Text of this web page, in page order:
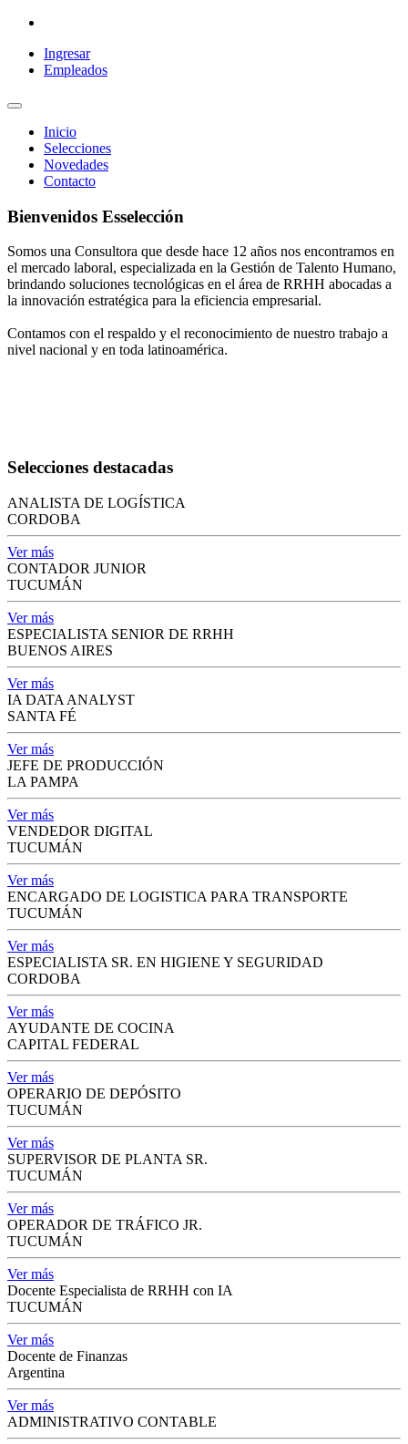
Ingresar
Empleados
Inicio
Selecciones
Novedades
Contacto
Bienvenidos Esselección
Somos una Consultora que desde hace 12 años nos encontramos en
el mercado laboral, especializada en la Gestión de Talento Humano,
brindando soluciones tecnológicas en el área de RRHH abocadas a
la innovación estratégica para la eficiencia empresarial.
Contamos con el respaldo y el reconocimiento de nuestro trabajo a
nivel nacional y en toda latinoamérica.
Selecciones destacadas
ANALISTA DE LOGÍSTICA
CORDOBA
Ver más
CONTADOR JUNIOR
TUCUMÁN
Ver más
ESPECIALISTA SENIOR DE RRHH
BUENOS AIRES
Ver más
IA DATA ANALYST
SANTA FÉ
Ver más
JEFE DE PRODUCCIÓN
LA PAMPA
Ver más
VENDEDOR DIGITAL
TUCUMÁN
Ver más
ENCARGADO DE LOGISTICA PARA TRANSPORTE
TUCUMÁN
Ver más
ESPECIALISTA SR. EN HIGIENE Y SEGURIDAD
CORDOBA
Ver más
AYUDANTE DE COCINA
CAPITAL FEDERAL
Ver más
OPERARIO DE DEPÓSITO
TUCUMÁN
Ver más
SUPERVISOR DE PLANTA SR.
TUCUMÁN
Ver más
OPERADOR DE TRÁFICO JR.
TUCUMÁN
Ver más
Docente Especialista de RRHH con IA
TUCUMÁN
Ver más
Docente de Finanzas
Argentina
Ver más
ADMINISTRATIVO CONTABLE